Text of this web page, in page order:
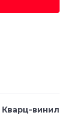
Кварц-винил